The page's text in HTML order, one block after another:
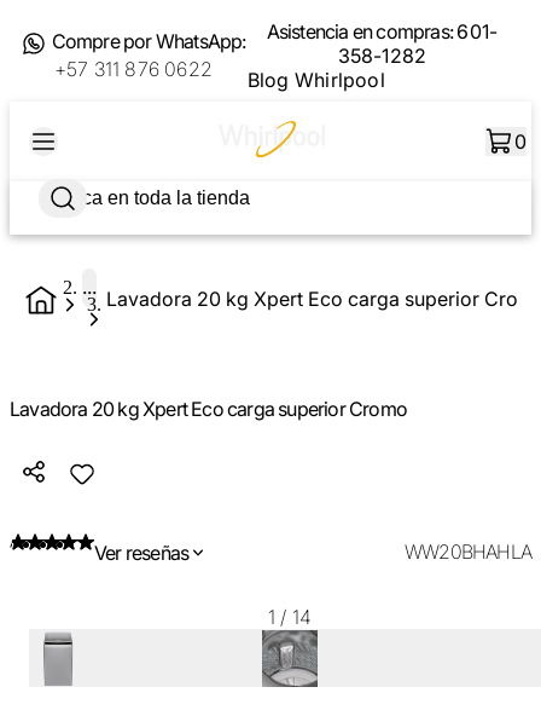
Compre por WhatsApp:
+57 311 876 0622
Asistencia en compras:601-
358-1282
Blog Whirlpool
0
... Lavadora 20 kg Xpert Eco carga superior
Lavadora 20 kg Xpert Eco carga superior Cromo
Ver reseñas WW20BHAHLA
1 / 14